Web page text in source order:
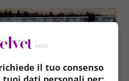
il tuo consenso